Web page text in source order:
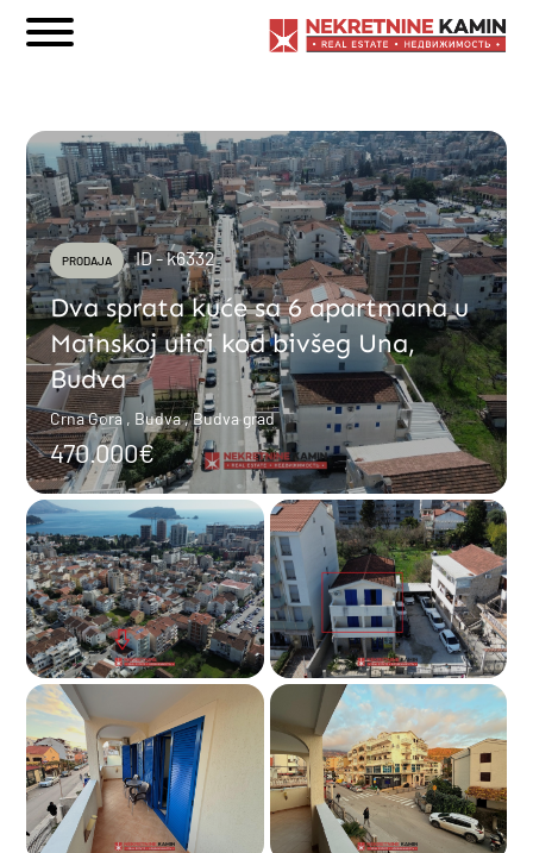
PRODAJA ID - k6332
Dva sprata kuće sa 6 apartmana u
Mainskoj ulici kod bivšeg Una,
Budva
Crna Gora , Budva , Budva grad
470.000€